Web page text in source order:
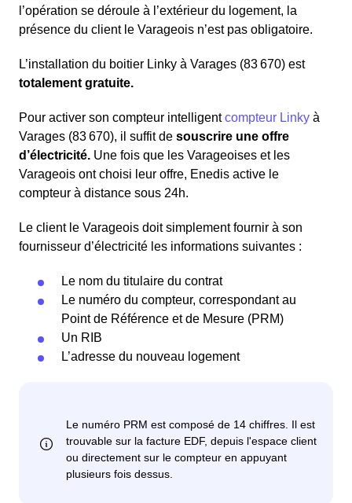
l’opération se déroule à l’extérieur du logement, la
présence du client le Varageois n’est pas obligatoire.
L’installation du boitier Linky à Varages (83 670) est
totalement gratuite.
Pour activer son compteur intelligentcompteur Linky à
Varages (83 670), il suffit de souscrire une offre
d’électricité. Une fois que les Varageoises et les
Varageois ont choisi leur offre, Enedis active le
compteur à distance sous 24h.
Le client le Varageois doit simplement fournir à son
fournisseur d’électricité les informations suivantes :
Le nom du titulaire du contrat
Le numéro du compteur, correspondant au
Point de Référence et de Mesure (PRM)
Un RIB
L’adresse du nouveau logement